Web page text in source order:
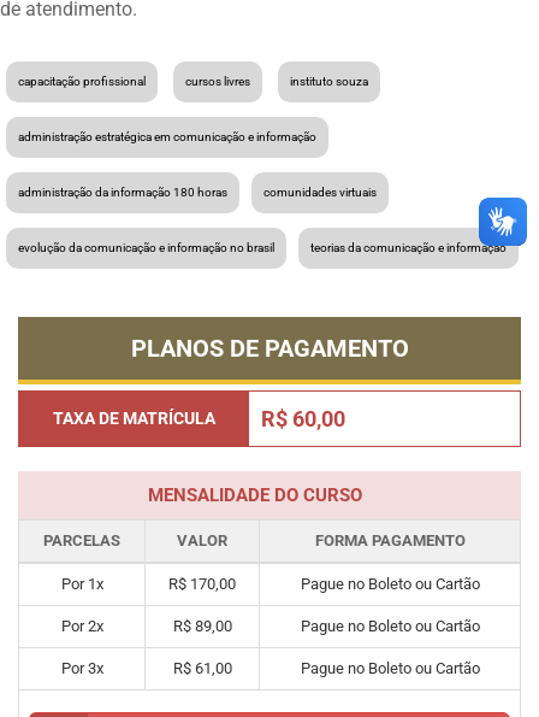
de atendimento.
capacitação profissional cursos livres instituto souza
administração estratégica em comunicação e informação
administração da informação 180 horas comunidades virtuais
evolução da comunicação e informação no brasil teorias da comunicação e informação
PLANOS DE PAGAMENTO
TAXA DE MATRÍCULA R$ 60,00
MENSALIDADE DO CURSO
PARCELAS VALOR FORMA PAGAMENTO
Por 1x R$ 170,00 Pague no Boleto ou Cartão
Por 2x R$ 89,00 Pague no Boleto ou Cartão
Por 3x R$ 61,00 Pague no Boleto ou Cartão